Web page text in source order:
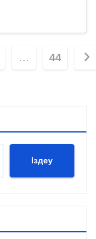
… 44
Іздеу